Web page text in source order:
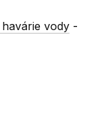
havárie vody -